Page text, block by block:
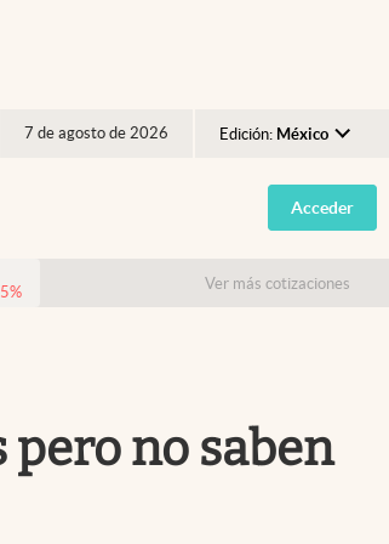
7 de agosto de 2026 Edición: México
Argentina
España
USA
Acceder
% Ver más cotizaciones
pero no saben